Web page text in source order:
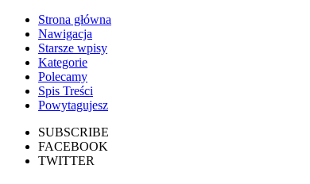
Strona główna
Nawigacja
Starsze wpisy
Kategorie
Polecamy
Spis Treści
Powytagujesz
SUBSCRIBE
FACEBOOK
TWITTER